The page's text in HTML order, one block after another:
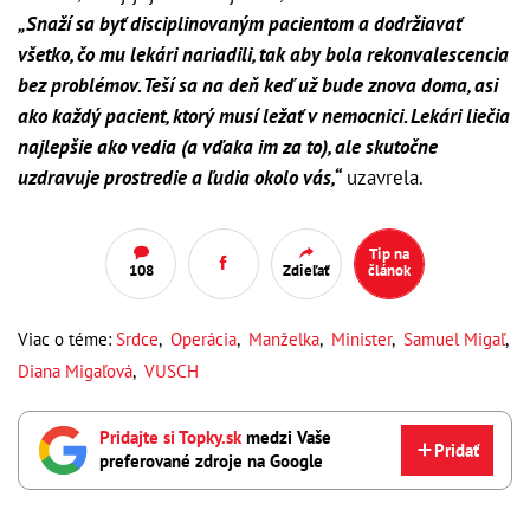
„Snaží sa byť disciplinovaným pacientom a dodržiavať
všetko, čo mu lekári nariadili, tak aby bola rekonvalescencia
bez problémov. Teší sa na deň keď už bude znova doma, asi
ako každý pacient, ktorý musí ležať v nemocnici. Lekári liečia
najlepšie ako vedia (a vďaka im za to), ale skutočne
uzdravuje prostredie a ľudia okolo vás,“uzavrela.
108 Zdieľať
Tip na
článok
Viac o téme: Srdce, Operácia, Manželka, Minister, Samuel Migaľ,
Diana Migaľová, VUSCH
Pridajte si Topky.skmedzi Vaše
preferované zdroje na Google
Pridať